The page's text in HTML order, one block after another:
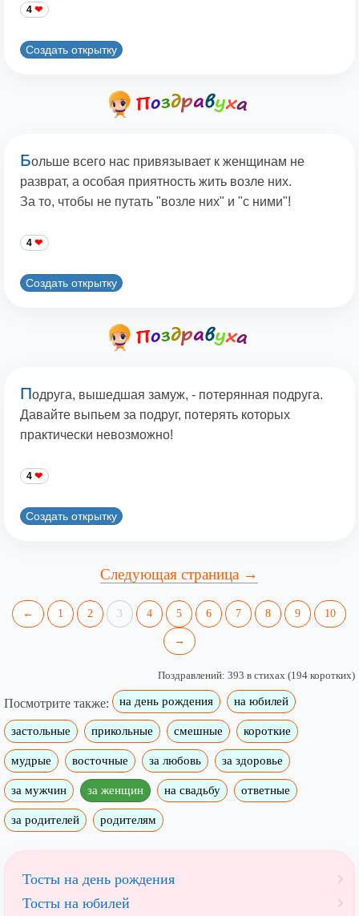
4
Создать открытку
Больше всего нас привязывает к женщинам не
разврат, а особая приятность жить возле них.
За то, чтобы не путать "возле них" и "с ними"!
4
Создать открытку
Подруга, вышедшая замуж, - потерянная подруга.
Давайте выпьем за подруг, потерять которых
практически невозможно!
4
Создать открытку
Следующая страница →
← 1 2 3 4 5 6 7 8 9 10
→
Поздравлений: 393 в стихах (194 коротких)
Посмотрите также: на день рождения на юбилей
застольные прикольные смешные короткие
мудрые восточные за любовь за здоровье
за мужчин за женщин на свадьбу ответные
за родителей родителям
Тосты на день рождения
Тосты на юбилей